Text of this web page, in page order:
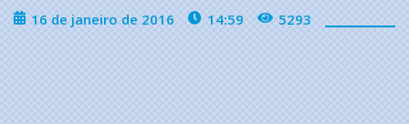
16 de janeiro de 2016 14:59 5293